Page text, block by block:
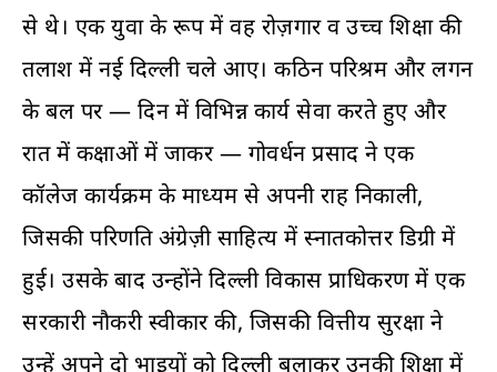
से थे। एक युवा के रूप में वह रोज़गार व उच्च शिक्षा की
तलाश में नई दिल्ली चले आए। कठिन परिश्रम और लगन
के बल पर — दिन में विभिन्न कार्य सेवा करते हुए और
रात में कक्षाओं में जाकर — गोवर्धन प्रसाद ने एक
कॉलेज कार्यक्रम के माध्यम से अपनी राह निकाली,
जिसकी परिणति अंग्रेज़ी साहित्य में स्नातकोत्तर डिग्री में
हुई। उसके बाद उन्होंने दिल्ली विकास प्राधिकरण में एक
सरकारी नौकरी स्वीकार की, जिसकी वित्तीय सुरक्षा ने
उन्हें अपने दो भाइयों को दिल्ली बुलाकर उनकी शिक्षा में